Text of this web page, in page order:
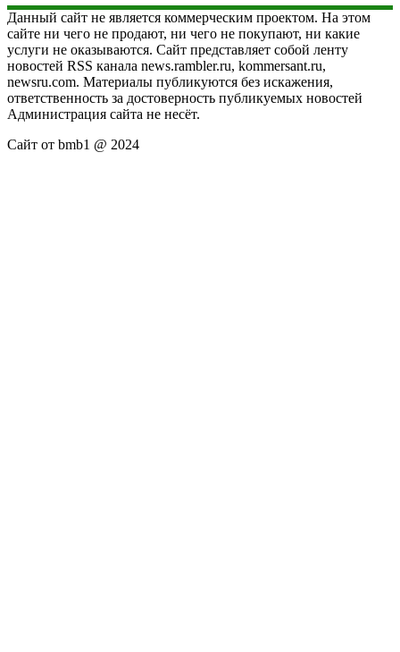
Данный сайт не является коммерческим проектом. На этом
сайте ни чего не продают, ни чего не покупают, ни какие
услуги не оказываются. Сайт представляет собой ленту
новостей RSS канала news.rambler.ru, kommersant.ru,
newsru.com. Материалы публикуются без искажения,
ответственность за достоверность публикуемых новостей
Администрация сайта не несёт.
Сайт от bmb1 @ 2024